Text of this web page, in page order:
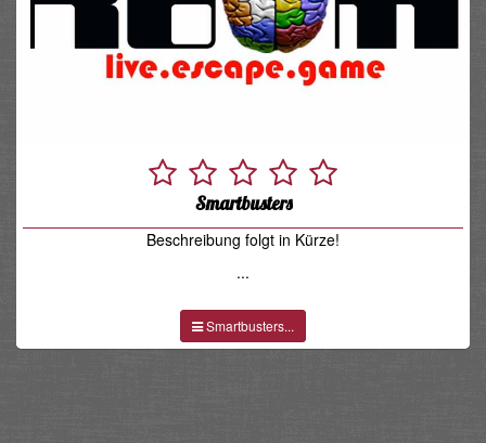
Smartbusters
Beschreibung folgt in Kürze!
...
Smartbusters...